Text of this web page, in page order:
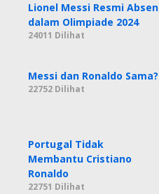
Lionel Messi Resmi Absen
dalam Olimpiade 2024
24011 Dilihat
Messi dan Ronaldo Sama?
22752 Dilihat
Portugal Tidak
Membantu Cristiano
Ronaldo
22751 Dilihat